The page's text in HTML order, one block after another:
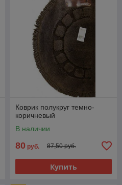
Коврик полукруг темно-
коричневый
В наличии
80 руб. 87,50 руб.
Купить